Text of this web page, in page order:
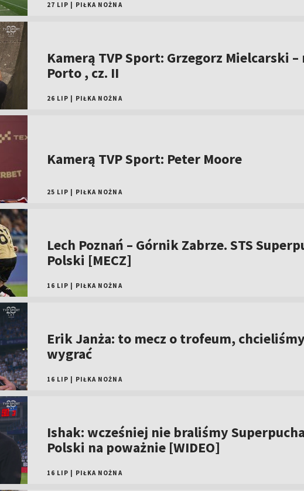
27 LIP PIŁKA NOŻNA
Kamerą TVP Sport: Grzegorz Mielcarski –
Porto , cz. II
26 LIP PIŁKA NOŻNA
Kamerą TVP Sport: Peter Moore
25 LIP PIŁKA NOŻNA
Lech Poznań – Górnik Zabrze. STS
Polski [MECZ]
16 LIP PIŁKA NOŻNA
Erik Janża: to mecz o trofeum,
wygrać
16 LIP PIŁKA NOŻNA
Ishak: wcześniej nie braliśmy
Polski na poważnie [WIDEO]
16 LIP PIŁKA NOŻNA